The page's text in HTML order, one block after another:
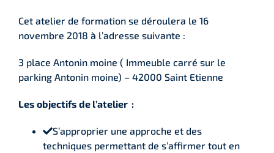
Cet atelier de formation se déroulera le 16
novembre 2018 à l’adresse suivante :
3 place Antonin moine ( Immeuble carré sur le
parking Antonin moine) – 42000 Saint Etienne
Les objectifs de l’atelier :
S’approprier une approche et des
techniques permettant de s’affirmer tout en